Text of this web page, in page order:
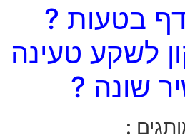
בטעות ?
לשקע טעינה
שונה ?
: